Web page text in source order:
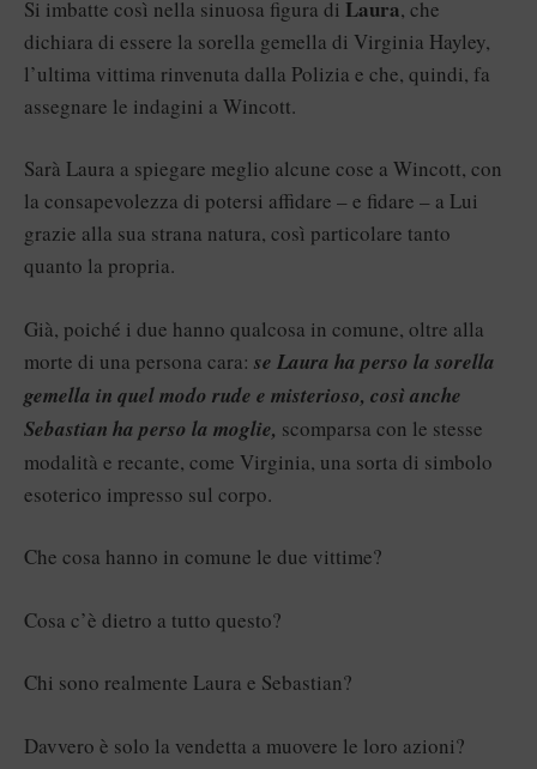
Si imbatte così nella sinuosa figura di Laura, che
dichiara di essere la sorella gemella di Virginia Hayley,
l’ultima vittima rinvenuta dalla Polizia e che, quindi, fa
assegnare le indagini a Wincott.
Sarà Laura a spiegare meglio alcune cose a Wincott, con
la consapevolezza di potersi affidare – e fidare – a Lui
grazie alla sua strana natura, così particolare tanto
quanto la propria.
Già, poiché i due hanno qualcosa in comune, oltre alla
morte di una persona cara: se Laura ha perso la sorella
gemella in quel modo rude e misterioso, così anche
Sebastian ha perso la moglie, scomparsa con le stesse
modalità e recante, come Virginia, una sorta di simbolo
esoterico impresso sul corpo.
Che cosa hanno in comune le due vittime?
Cosa c’è dietro a tutto questo?
Chi sono realmente Laura e Sebastian?
Davvero è solo la vendetta a muovere le loro azioni?